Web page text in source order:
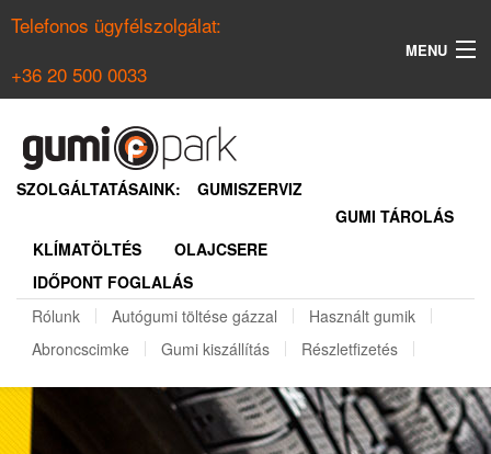
Telefonos ügyfélszolgálat:
+36 20 500 0033
MENU
NYÁRI GUMI KERESŐ
REGISZTRÁCIÓ
SZOLGÁLTATÁSAINK:
GUMISZERVIZ
GUMI TÁROLÁS
KLÍMATÖLTÉS
OLAJCSERE
IDŐPONT FOGLALÁS
Rólunk
Autógumi töltése gázzal
Használt gumik
Abroncscimke
Gumi kiszállítás Részletfizetés